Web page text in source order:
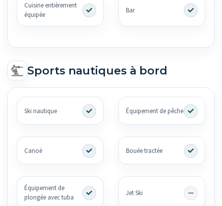
Cuisine entièrement
équipée
Bar
Sports nautiques à bord
Ski nautique Équipement de pêche
Canoë Bouée tractée
Équipement de
plongée avec tuba
Jet Ski